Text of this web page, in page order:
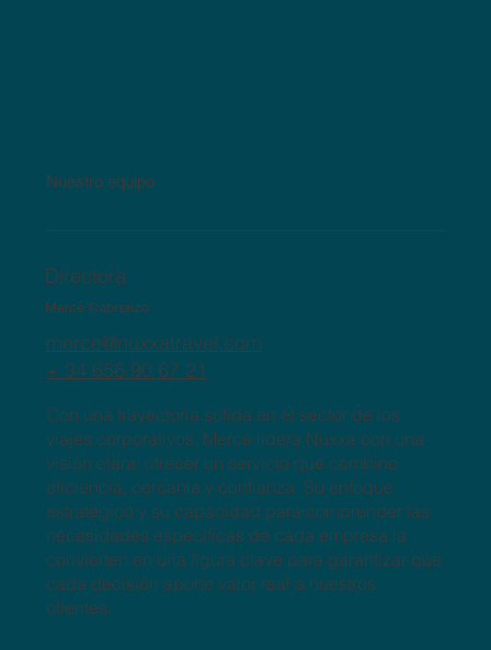
Nuestro equipo
Directora
Mercè Cabrerizo
merce@nuxxatravel.com
+ 34 656 90 67 21
Con una trayectoria sólida en el sector de los
viajes corporativos, Mercè lidera Nuxxa con una
visión clara: ofrecer un servicio que combine
eficiencia, cercanía y confianza. Su enfoque
estratégico y su capacidad para comprender las
necesidades específicas de cada empresa la
convierten en una figura clave para garantizar que
cada decisión aporte valor real a nuestros
clientes.